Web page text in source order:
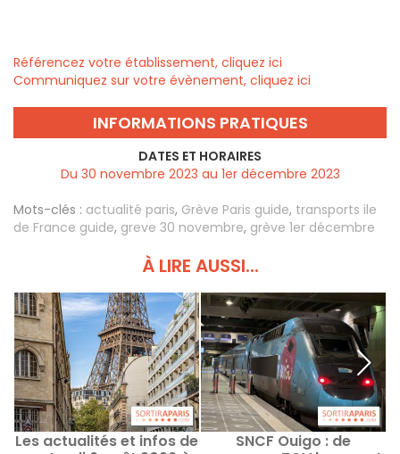
Référencez votre établissement, cliquez ici
Communiquez sur votre évènement, cliquez ici
INFORMATIONS PRATIQUES
DATES ET HORAIRES
Du 30 novembre 2023 au 1er décembre 2023
Mots-clés : actualité paris, Grève Paris guide, transports ile
de France guide, greve 30 novembre, grève 1er décembre
À LIRE AUSSI...
Les actualités et infos de
SNCF Ouigo : de